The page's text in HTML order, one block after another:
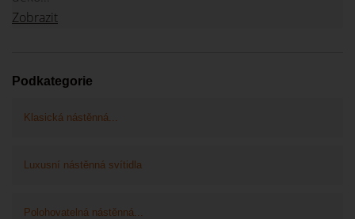
Zobrazit
Podkategorie
Klasická nástěnná...
Luxusní nástěnná svítidla
Polohovatelná nástěnná...